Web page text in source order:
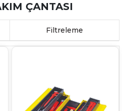
ÇANTASI
Filtreleme